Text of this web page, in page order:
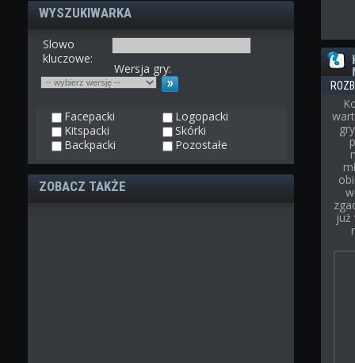
WYSZUKIWARKA
Slowo
kluczowe:
Wersja gry:
Facepacki
Logopacki
Kitspacki
Skórki
Backpacki
Pozostałe
ZOBACZ TAKŻE
już